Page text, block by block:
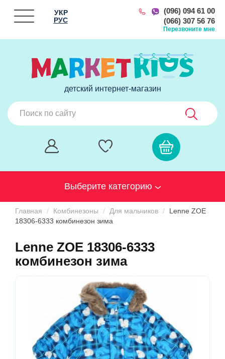
(096) 094 61 00
(066) 307 56 76
Перезвоните мне
УКР
РУС
детский интернет-магазин
Выберите категорию
Главная Комбинезоны Для мальчиков
Lenne ZOE
18306-6333 комбинезон зима
Lenne ZOE 18306-6333
комбинезон зима